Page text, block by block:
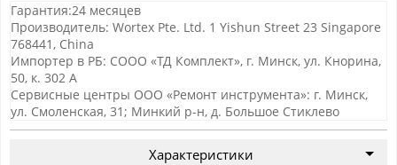
Гарантия:24 месяцев
Производитель: Wortex Pte. Ltd. 1 Yishun Street 23 Singapore
768441, China
Импортер в РБ: СООО «ТД Комплект», г. Минск, ул. Кнорина,
50, к. 302 А
Сервисные центры ООО «Ремонт инструмента»: г. Минск,
ул. Смоленская, 31; Минкий р-н, д. Большое Стиклево
Характеристики